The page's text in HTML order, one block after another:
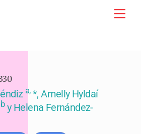
a,*, Amelly Hyldaí
by Helena Fernández-